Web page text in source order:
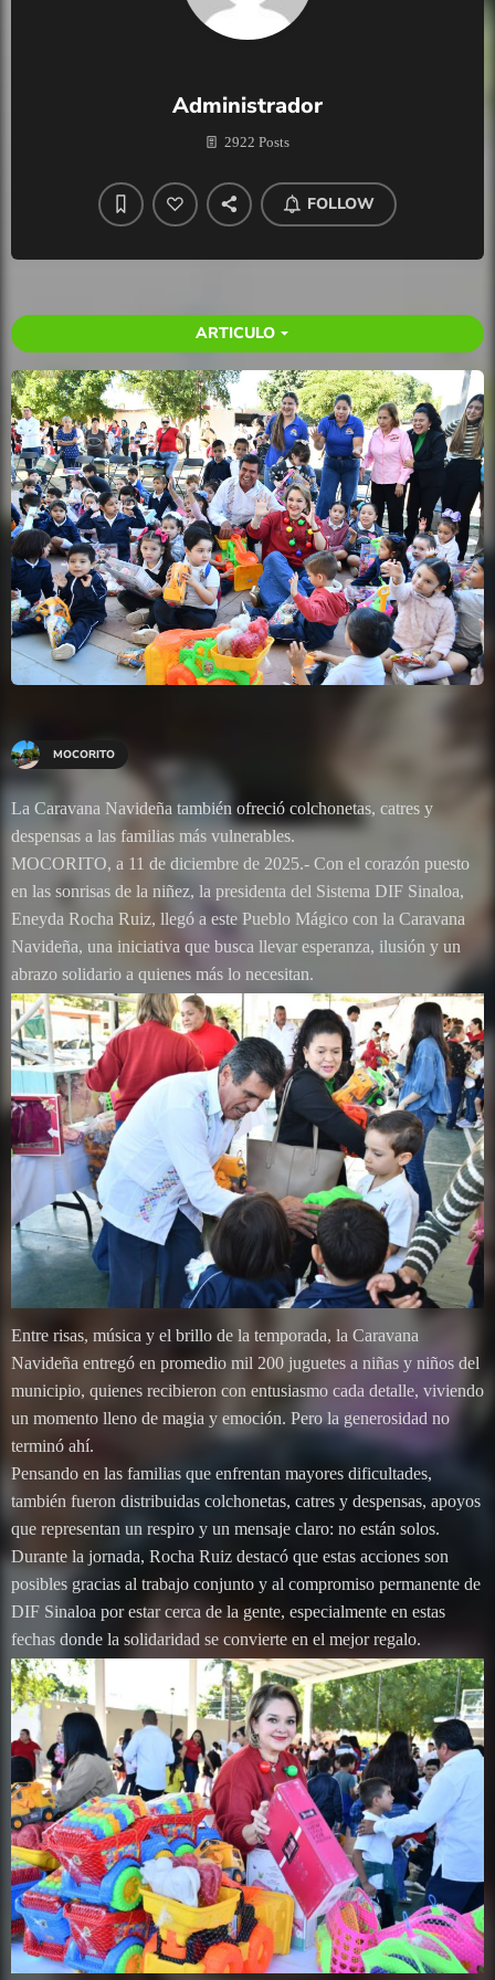
Administrador
2922 Posts
FOLLOW
ARTICULO arrow_drop_down
MOCORITO
La Caravana Navideña también ofreció colchonetas, catres y
despensas a las familias más vulnerables.
MOCORITO, a 11 de diciembre de 2025.- Con el corazón puesto
en las sonrisas de la niñez, la presidenta del Sistema DIF Sinaloa,
Eneyda Rocha Ruiz, llegó a este Pueblo Mágico con la Caravana
Navideña, una iniciativa que busca llevar esperanza, ilusión y un
abrazo solidario a quienes más lo necesitan.
Entre risas, música y el brillo de la temporada, la Caravana
Navideña entregó en promedio mil 200 juguetes a niñas y niños del
municipio, quienes recibieron con entusiasmo cada detalle, viviendo
un momento lleno de magia y emoción. Pero la generosidad no
terminó ahí.
Pensando en las familias que enfrentan mayores dificultades,
también fueron distribuidas colchonetas, catres y despensas, apoyos
que representan un respiro y un mensaje claro: no están solos.
Durante la jornada, Rocha Ruiz destacó que estas acciones son
posibles gracias al trabajo conjunto y al compromiso permanente de
DIF Sinaloa por estar cerca de la gente, especialmente en estas
fechas donde la solidaridad se convierte en el mejor regalo.